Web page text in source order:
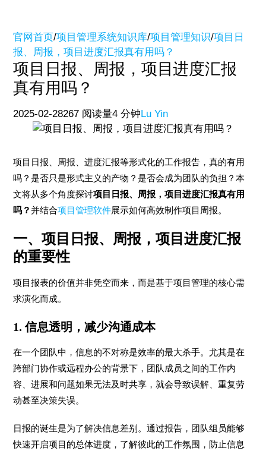
官网首页/项目管理系统知识库/项目管理知识/项目日
报、周报，项目进度汇报真有用吗？
项目日报、周报，项目进度汇报
真有用吗？
2025-02-28267 阅读量4 分钟Lu Yin
项目日报、周报、进度汇报等形式化的工作报告，真的有用
吗？是否只是形式主义的产物？是否会成为团队的负担？本
文将从多个角度探讨项目日报、周报，项目进度汇报真有用
吗？并结合项目管理软件展示如何高效制作项目周报。
一、项目日报、周报，项目进度汇报
的重要性
项目报表的价值并非凭空而来，而是基于项目管理的核心需
求演化而成。
1. 信息透明，减少沟通成本
在一个团队中，信息的不对称是效率的最大杀手。尤其是在
跨部门协作或远程办公的背景下，团队成员之间的工作内
容、进展和问题如果无法及时共享，就会导致误解、重复劳
动甚至决策失误。
日报的诞生是为了解决信息差别。通过报告，团队组员能够
快速开启项目的总体进度，了解彼此的工作氛围，防止信息